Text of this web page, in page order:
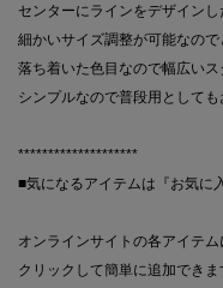
センターにラインをデザインし
細かいサイズ調整が可能なので
落ち着いた色目なので幅広いス
シンプルなので普段用としても
********************
■気になるアイテムは『お気に
オンラインサイトの各アイテ
クリックして簡単に追加できま